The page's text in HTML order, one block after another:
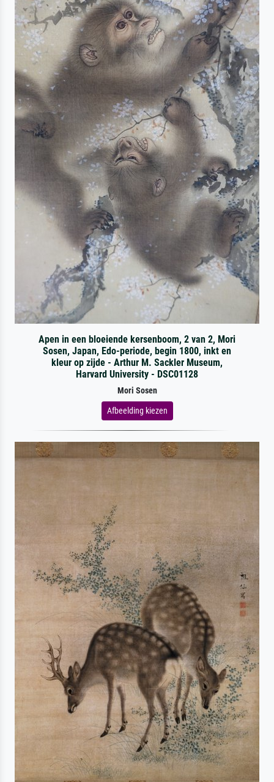
Apen in een bloeiende kersenboom, 2 van 2, Mori
Sosen, Japan, Edo-periode, begin 1800, inkt en
kleur op zijde - Arthur M. Sackler Museum,
Harvard University - DSC01128
Mori Sosen
Afbeelding kiezen